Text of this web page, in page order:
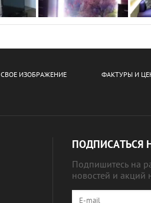
СВОЕ ИЗОБРАЖЕНИЕ ФАКТУРЫ И
ПОДПИСАТЬСЯ
Подпишитесь на
новостей и акций